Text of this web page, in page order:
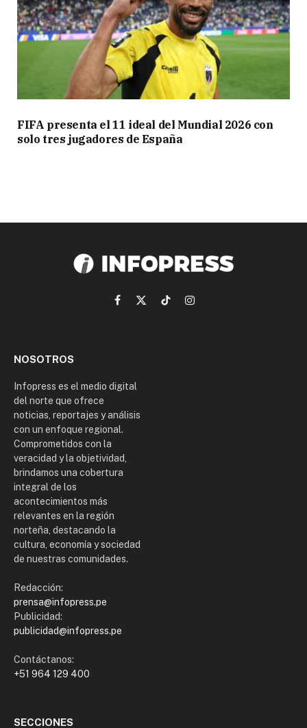
FIFA presenta el 11 ideal del Mundial 2026 con
solo tres jugadores de España
Facebook
X
TikTokInstagram
NOSOTROS
Infopress es el medio digital
del norte que ofrece
noticias, reportajes y análisis
con un enfoque regional.
Comprometidos con la
veracidad y la objetividad,
brindamos una cobertura
integral de los
acontecimientos más
relevantes en la región
norteña, destacando la
cultura, economía y sociedad
de nuestras comunidades.
Redacción:
prensa@infopress.pe
Publicidad:
publicidad@infopress.pe
Contáctanos:
+51 964 129 400
SECCIONES